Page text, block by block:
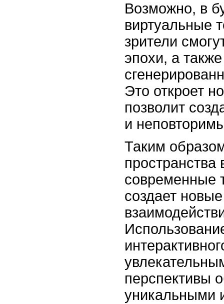
Возможно, в
виртуальные
зрители
эпохи, а
Это откроет
позволит
и
Таким
пространства
современные
создает
перспективы
уникальными